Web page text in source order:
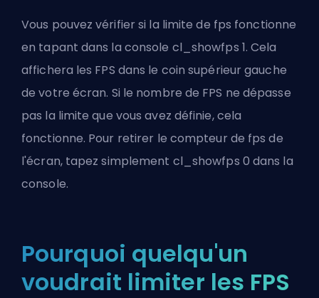
Vous pouvez vérifier si la limite de fps fonctionne
en tapant dans la console cl_showfps 1. Cela
affichera les FPS dans le coin supérieur gauche
de votre écran. Si le nombre de FPS ne dépasse
pas la limite que vous avez définie, cela
fonctionne. Pour retirer le compteur de fps de
l'écran, tapez simplement cl_showfps 0 dans la
console.
Pourquoi quelqu'un
voudrait limiter les FPS